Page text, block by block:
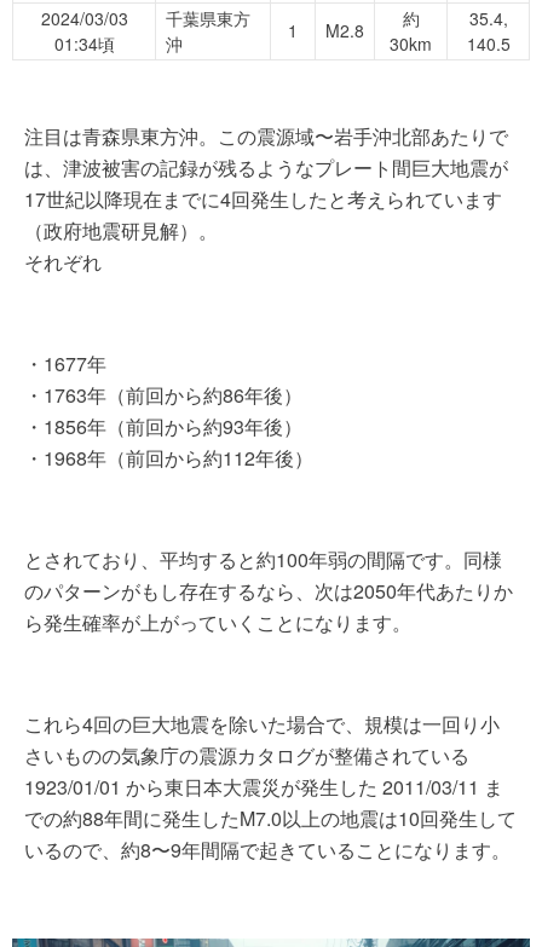
2024/03/03
01:34頃
千葉県東方
沖
1 M2.8
約
30km
35.4,
140.5
注目は青森県東方沖。この震源域〜岩手沖北部あたりで
は、津波被害の記録が残るようなプレート間巨大地震が
17世紀以降現在までに4回発生したと考えられています
（政府地震研見解）。
それぞれ
・1677年
・1763年（前回から約86年後）
・1856年（前回から約93年後）
・1968年（前回から約112年後）
とされており、平均すると約100年弱の間隔です。同様
のパターンがもし存在するなら、次は2050年代あたりか
ら発生確率が上がっていくことになります。
これら4回の巨大地震を除いた場合で、規模は一回り小
さいものの気象庁の震源カタログが整備されている
1923/01/01 から東日本大震災が発生した 2011/03/11 ま
での約88年間に発生したM7.0以上の地震は10回発生して
いるので、約8〜9年間隔で起きていることになります。